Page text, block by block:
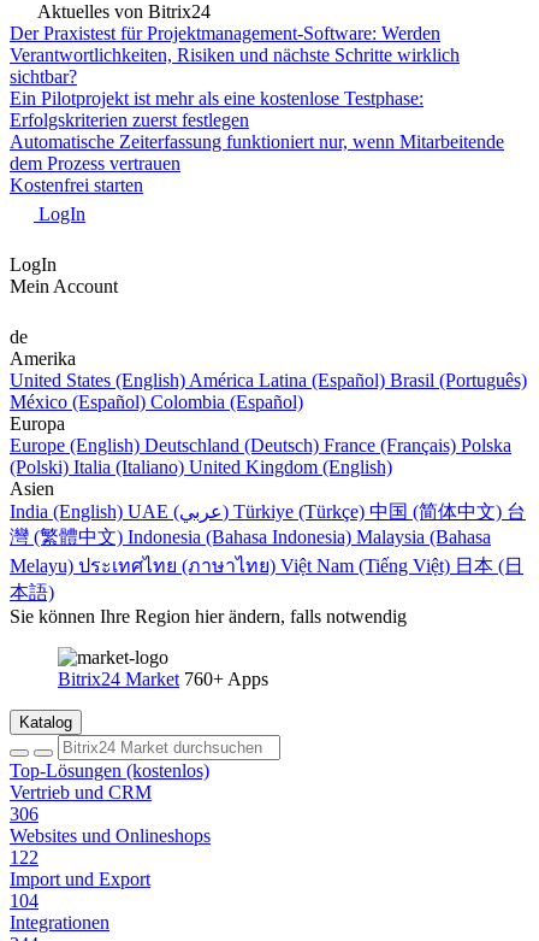
Aktuelles von Bitrix24
Der Praxistest für Projektmanagement-Software: Werden
Verantwortlichkeiten, Risiken und nächste Schritte wirklich
sichtbar?
Ein Pilotprojekt ist mehr als eine kostenlose Testphase:
Erfolgskriterien zuerst festlegen
Automatische Zeiterfassung funktioniert nur, wenn Mitarbeitende
dem Prozess vertrauen
Kostenfrei starten
LogIn
LogIn
Mein Account
de
Amerika
United States (English) América Latina (Español) Brasil (Português)
México (Español) Colombia (Español)
Europa
Europe (English) Deutschland (Deutsch) France (Français) Polska
(Polski) Italia (Italiano) United Kingdom (English)
Asien
India (English)
UAE (عربي) Türkiye (Türkçe) 中国 (简体中文) 台
灣 (繁體中文) Indonesia (Bahasa Indonesia) Malaysia (Bahasa
Melayu) ประเทศไทย (ภาษาไทย) Việt Nam (Tiếng Việt) 日本 (日
本語)
Sie können Ihre Region hier ändern, falls notwendig
Bitrix24 Market 760+ Apps
Katalog
Top-Lösungen (kostenlos)
Vertrieb und CRM
306
Websites und Onlineshops
122
Import und Export
104
Integrationen